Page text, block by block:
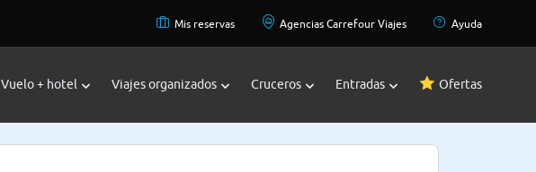
Mis reservas Agencias Carrefour Viajes Ayuda
Vuelo + hotel Viajes organizados Cruceros Entradas Ofertas